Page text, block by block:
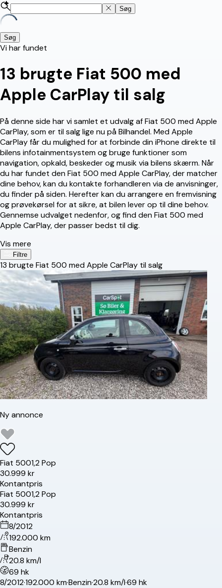
Søg
Søg
Vi har fundet
13 brugte Fiat 500 med
Apple CarPlay til salg
På denne side har vi samlet et udvalg af Fiat 500 med Apple
CarPlay, som er til salg lige nu på Bilhandel. Med Apple
CarPlay får du mulighed for at forbinde din iPhone direkte til
bilens infotainmentsystem og bruge funktioner som
navigation, opkald, beskeder og musik via bilens skærm. Når
du har fundet den Fiat 500 med Apple CarPlay, der matcher
dine behov, kan du kontakte forhandleren via de anvisninger,
du finder på siden. Herefter kan du arrangere en fremvisning
og prøvekørsel for at sikre, at bilen lever op til dine behov.
Gennemse udvalget nedenfor, og find den Fiat 500 med
Apple CarPlay, der passer bedst til dig.
Vis mere
Filtre
13 brugte Fiat 500 med Apple CarPlay til salg
Ny annonce
Fiat 5001,2 Pop
30.999 kr
Kontantpris
Fiat 5001,2 Pop
30.999 kr
Kontantpris
8/2012
192.000 km
Benzin
20.8 km/l
69 hk
8/2012·192.000 km·Benzin·20.8 km/l·69 hk